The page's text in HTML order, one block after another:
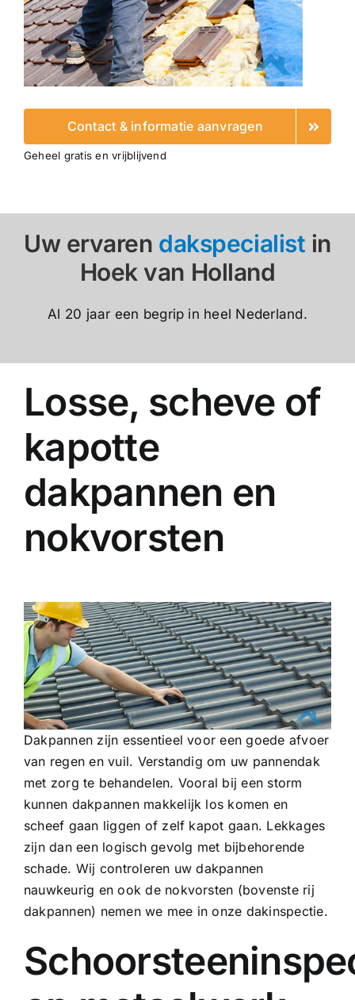
Contact & informatie aanvragen
Geheel gratis en vrijblijvend
Uw ervaren dakspecialist in
Hoek van Holland
Al 20 jaar een begrip in heel Nederland.
Losse, scheve of
kapotte
dakpannen en
nokvorsten
Dakpannen zijn essentieel voor een goede afvoer
van regen en vuil. Verstandig om uw pannendak
met zorg te behandelen. Vooral bij een storm
kunnen dakpannen makkelijk los komen en
scheef gaan liggen of zelf kapot gaan. Lekkages
zijn dan een logisch gevolg met bijbehorende
schade. Wij controleren uw dakpannen
nauwkeurig en ook de nokvorsten (bovenste rij
dakpannen) nemen we mee in onze dakinspectie.